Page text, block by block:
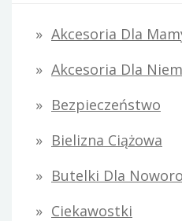
Akcesoria Dla
Akcesoria Dla
Bezpieczeństwo
Bielizna Ciążowa
Butelki Dla
Ciekawostki